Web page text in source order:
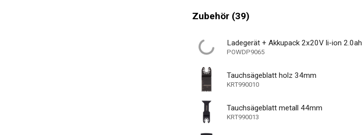
Max. Bewegungen
Min. Bewegungen
Zubehör (39)
Ladegerät + Akkupack 2x20V li-ion 2.0ah
POWDP9065
Tauchsägeblatt holz 34mm
KRT990010
Tauchsägeblatt metall 44mm
KRT990013